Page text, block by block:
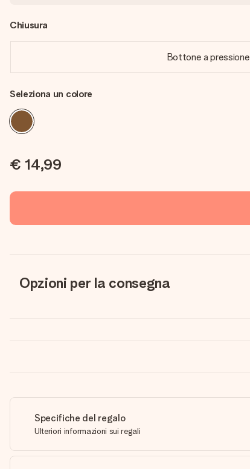
Chiusura
Bottone a pressione
Seleziona un colore
€ 14,99
Opzioni per la consegna
Specifiche del regalo
Ulteriori informazioni sui regali